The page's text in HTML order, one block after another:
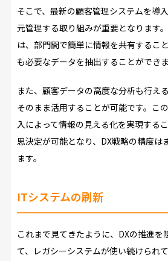
そこで、最新の顧客管理システムを導
元管理する取り組みが重要となります
は、部門間で簡単に情報を共有するこ
も必要なデータを抽出することができま
また、顧客データの高度な分析も行え
そのまま活用することが可能です。こ
入によって情報の見える化を実現する
思決定が可能となり、DX戦略の精度は
ます。
ITシステムの刷新
これまで見てきたように、DXの推進を
て、レガシーシステムが使い続けられ